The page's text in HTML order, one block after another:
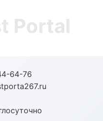
Portal
64-76